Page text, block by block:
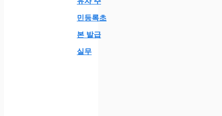
민등록초
본 발급
실무